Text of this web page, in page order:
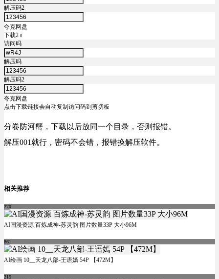
解压码2
夸克网盘
下载2 0
访问码
解压码
解压码2
夸克网盘
点击下载链接会自动复制访问码到剪切板
分卷防河蟹，下载以后放同一个目录，否则报错。
解压001就行，密码不会错，报错换解压软件。
相关推荐
270
AI国漫资源 百炼成神-苏灵韵 图片数量33P 大小96M
861
AI绘画 10__天龙八部-王语嫣 54P 【472M】
215